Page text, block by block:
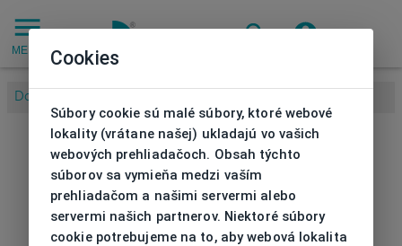
MENU
Domov
Cookies
Súbory cookie sú malé súbory, ktoré webové
lokality (vrátane našej) ukladajú vo vašich
webových prehliadačoch. Obsah týchto
súborov sa vymieňa medzi vaším
prehliadačom a našimi servermi alebo
servermi našich partnerov. Niektoré súbory
cookie potrebujeme na to, aby webová lokalita